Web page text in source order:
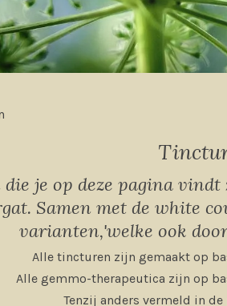
je op deze pagina
Samen met de white
varianten,'welke ook
Alle tincturen zijn gemaakt op
Alle gemmo-therapeutica zijn op
Tenzij anders vermeld in